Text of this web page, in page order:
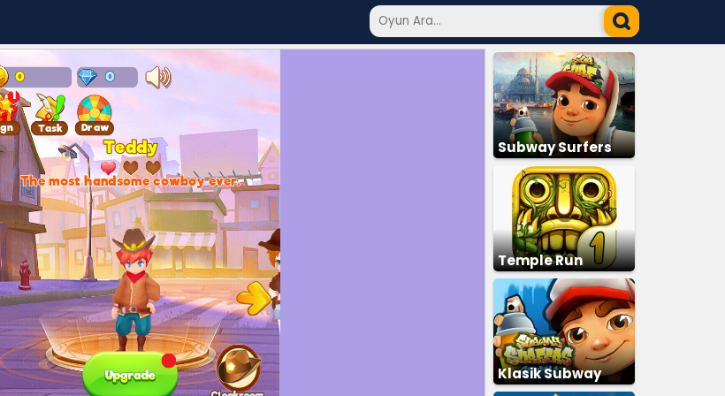
Subway Surfers
Temple Run
Klasik Subway